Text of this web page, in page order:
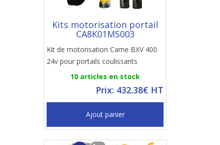
Kits motorisation portail
CA8K01MS003
Kit de motorisation Came BXV 400
24v pour portails coulissants
10 articles en stock
Prix: 432.38€ HT
Ajout panier